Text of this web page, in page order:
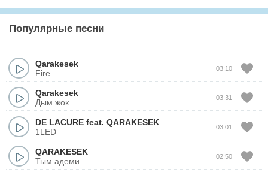
Популярные песни
Qarakesek
Fire
03:10
Qarakesek
Дым жок
03:31
DE LACURE feat. QARAKESEK
1LED
03:01
QARAKESEK
Тым адеми
02:50